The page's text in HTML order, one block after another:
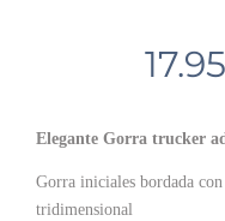
17.95
Elegante Gorra trucker
Gorra iniciales bordada
tridimensional